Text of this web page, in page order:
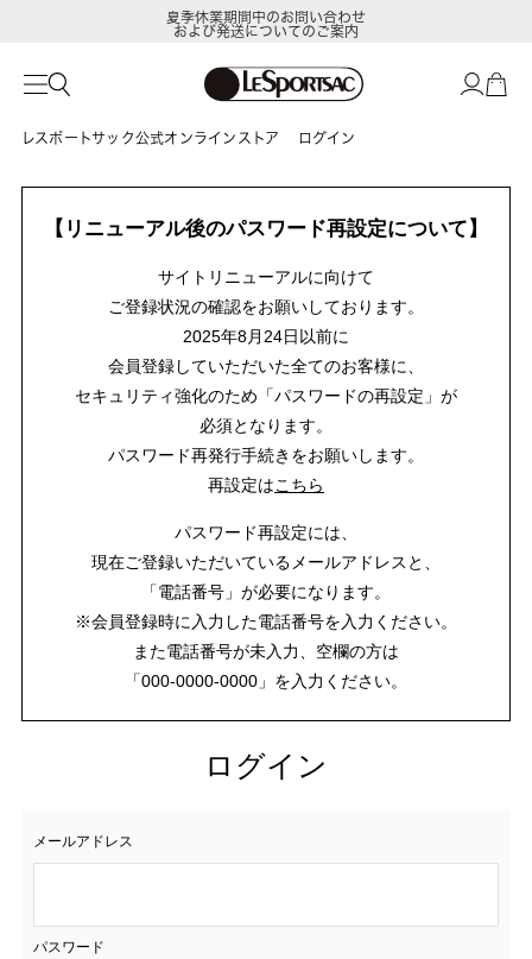
夏季休業期間中のお問い合わせ
および発送についてのご案内
レスポートサック公式オンラインストア ログイン
【リニューアル後のパスワード再設定について】
サイトリニューアルに向けて
ご登録状況の確認をお願いしております。
2025年8月24日以前に
会員登録していただいた全てのお客様に、
セキュリティ強化のため「パスワードの再設定」が
必須となります。
パスワード再発行手続きをお願いします。
再設定はこちら
パスワード再設定には、
現在ご登録いただいているメールアドレスと、
「電話番号」が必要になります。
※会員登録時に入力した電話番号を入力ください。
また電話番号が未入力、空欄の方は
「000-0000-0000」を入力ください。
ログイン
メールアドレス
パスワード